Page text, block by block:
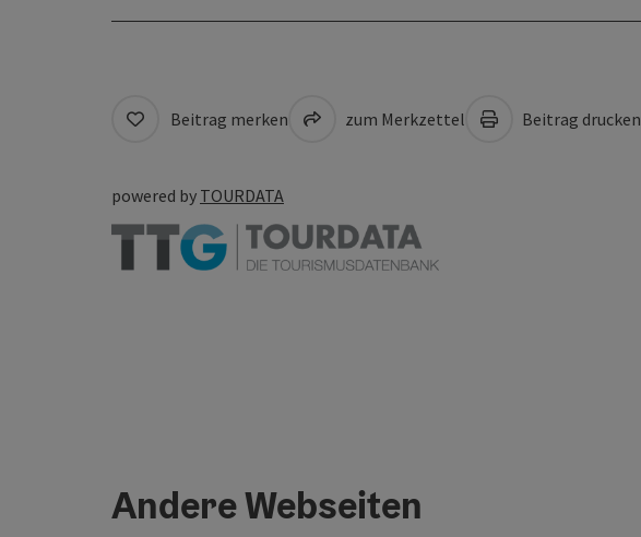
Beitrag merken zum Merkzettel Beitrag drucken
powered by TOURDATA
Andere Webseiten